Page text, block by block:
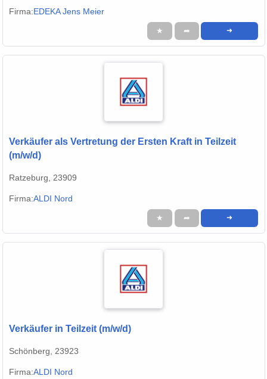
Firma:EDEKA Jens Meier
★ ➦ ➜
Verkäufer als Vertretung der Ersten Kraft in Teilzeit
(m/w/d)
Ratzeburg, 23909
Firma:ALDI Nord
★ ➦ ➜
Verkäufer in Teilzeit (m/w/d)
Schönberg, 23923
Firma:ALDI Nord